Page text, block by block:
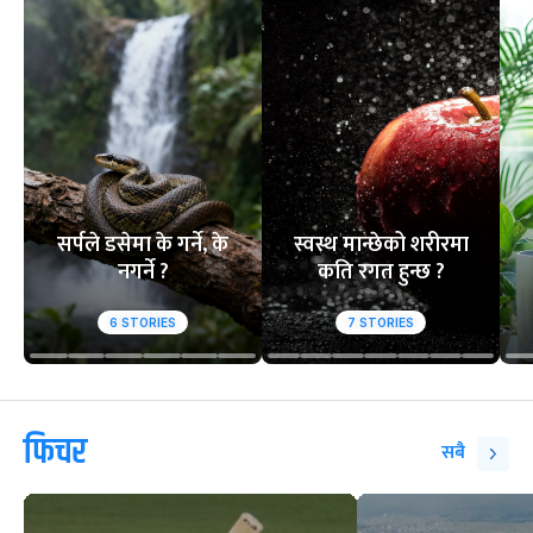
१
आसिफको १४औं ओडीआई
अर्धशतक
२
घरेलु मैदानमा
स्तब्ध
वेबस्टोरिज